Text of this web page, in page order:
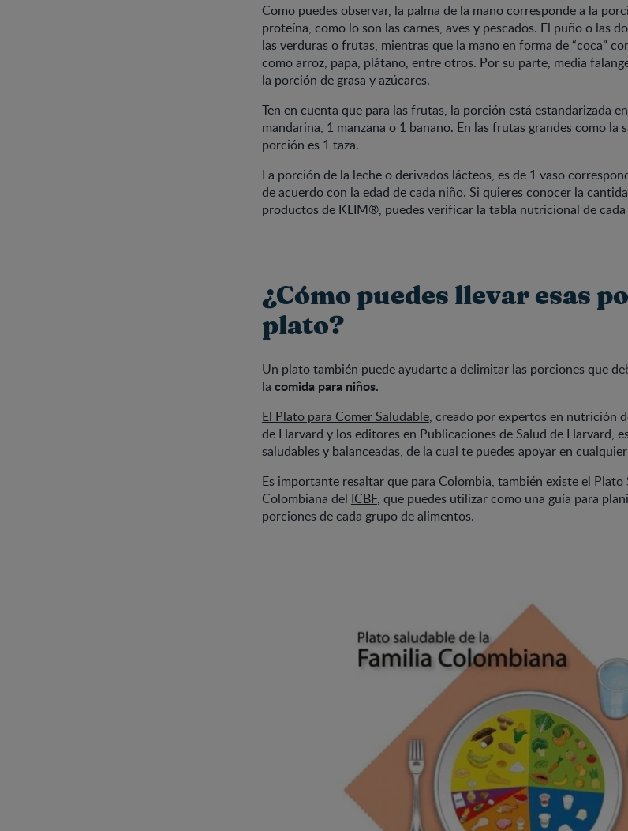
Como puedes observar, la palma de la mano corresponde a la
proteína, como lo son las carnes, aves y pescados. El puño o las
las verduras o frutas, mientras que la mano en forma de “coca”
como arroz, papa, plátano, entre otros. Por su parte, media
la porción de grasa y azúcares.
Ten en cuenta que para las frutas, la porción está estandarizada
mandarina, 1 manzana o 1 banano. En las frutas grandes como la
porción es 1 taza.
La porción de la leche o derivados lácteos, es de 1 vaso
de acuerdo con la edad de cada niño. Si quieres conocer la
productos de KLIM®, puedes verificar la tabla nutricional de
¿Cómo puedes llevar esas
plato?
Un plato también puede ayudarte a delimitar las porciones que
la comida para niños.
El Plato para Comer Saludable, creado por expertos en nutrición
de Harvard y los editores en Publicaciones de Salud de Harvard,
saludables y balanceadas, de la cual te puedes apoyar en
Es importante resaltar que para Colombia, también existe el Plato
Colombiana del ICBF, que puedes utilizar como una guía para
porciones de cada grupo de alimentos.